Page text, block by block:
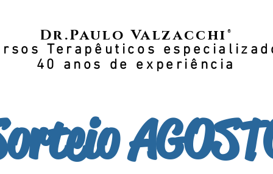
Dr.Paulo Valzacchi®
Terapêuticos
40 anos de experiência